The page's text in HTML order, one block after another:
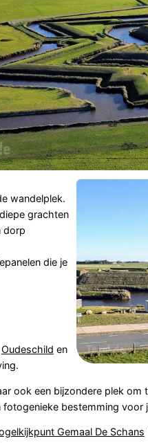
wandelplek.
grachten
dorp
die je
Oudeschild en
ook een bijzondere plek
bestemming voor
Gemaal De Schans